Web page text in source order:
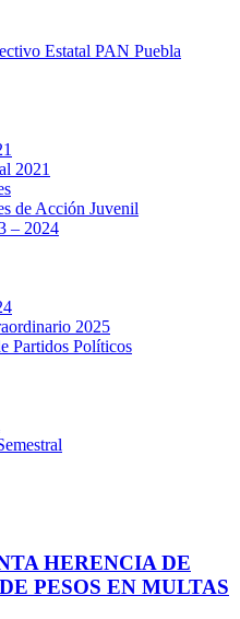
Estatal PAN Puebla
2021
de Acción Juvenil
– 2024
2025
Partidos Políticos
HERENCIA DE
PESOS EN MULTAS